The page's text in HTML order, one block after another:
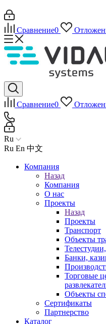
Сравнение0
Сравнение0
Ru
Ru En 中文
Компания
Назад
Компания
О нас
Проекты
Назад
Проекты
Транспорт
Объекты
Банки,
Торговые
Объекты
Сертификаты
Партнерство
Каталог